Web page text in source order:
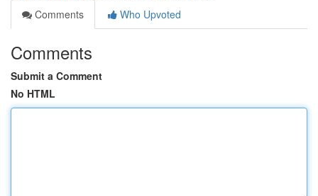
Comments
Who Upvoted
Comments
Submit a Comment
No HTML